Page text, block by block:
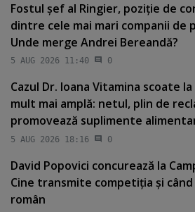
Fostul şef al Ringier, poziţie de
dintre cele mai mari companii de
Unde merge Andrei Bereandă?
5 AUG 2026 11:40 0
Cazul Dr. Ioana Vitamina scoate
mult mai amplă: netul, plin de
promovează suplimente
5 AUG 2026 18:16 0
David Popovici concurează la
Cine transmite competiţia şi
român